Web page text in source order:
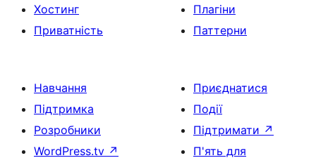
Хостинг
Приватність
Плагіни
Паттерни
Навчання
Підтримка
Розробники
WordPress.tv ↗
Приєднатися
Події
Підтримати ↗
П'ять для